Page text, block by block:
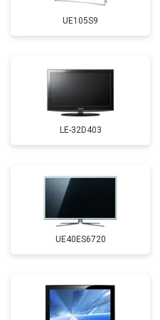
UE105S9
LE-32D403
UE40ES6720